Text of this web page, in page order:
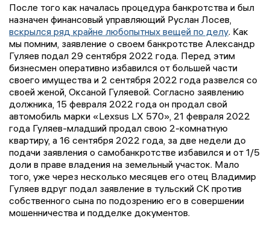
После того как началась процедура банкротства и был
назначен финансовый управляющий Руслан Лосев,
вскрылся ряд крайне любопытных вещей по делу. Как
мы помним, заявление о своем банкротстве Александр
Гуляев подал 29 сентября 2022 года. Перед этим
бизнесмен оперативно избавился от большей части
своего имущества и 2 сентября 2022 года развелся со
своей женой, Оксаной Гуляевой. Согласно заявлению
должника, 15 февраля 2022 года он продал свой
автомобиль марки «Lexsus LX 570», 21 февраля 2022
года Гуляев-младший продал свою 2-комнатную
квартиру, а 16 сентября 2022 года, за две недели до
подачи заявления о самобанкротстве избавился и от 1/5
доли в праве владения на земельный участок. Мало
того, уже через несколько месяцев его отец Владимир
Гуляев вдруг подал заявление в тульский СК против
собственного сына по подозрению его в совершении
мошенничества и подделке документов.